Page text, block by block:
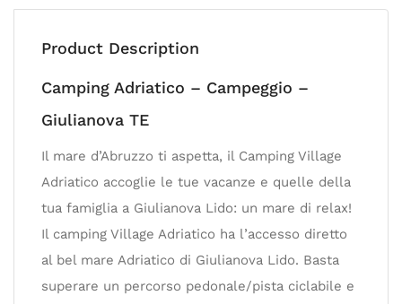
Product Description
Camping Adriatico – Campeggio –
Giulianova TE
Il mare d’Abruzzo ti aspetta, il Camping Village
Adriatico accoglie le tue vacanze e quelle della
tua famiglia a Giulianova Lido: un mare di relax!
Il camping Village Adriatico ha l’accesso diretto
al bel mare Adriatico di Giulianova Lido. Basta
superare un percorso pedonale/pista ciclabile e